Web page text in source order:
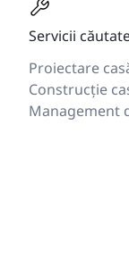
Servicii
Proiectare
Construcție
Management